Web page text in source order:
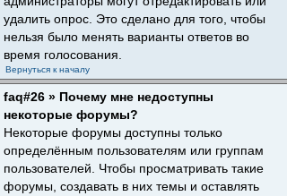
удалить опрос. Это сделано для того, чтобы
нельзя было менять варианты ответов во
время голосования.
Вернуться к началу
faq#26 » Почему мне недоступны
некоторые форумы?
Некоторые форумы доступны только
определённым пользователям или группам
пользователей. Чтобы просматривать такие
форумы, создавать в них темы и оставлять